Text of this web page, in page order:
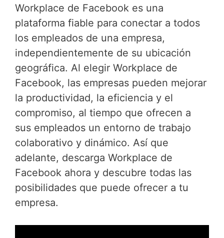
Workplace de Facebook es una
plataforma fiable para conectar a todos
los empleados de una empresa,
independientemente de su ubicación
geográfica. Al elegir Workplace de
Facebook, las empresas pueden mejorar
la productividad, la eficiencia y el
compromiso, al tiempo que ofrecen a
sus empleados un entorno de trabajo
colaborativo y dinámico. Así que
adelante, descarga Workplace de
Facebook ahora y descubre todas las
posibilidades que puede ofrecer a tu
empresa.